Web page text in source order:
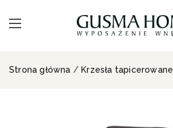
Strona główna / Krzesła tapicerowane